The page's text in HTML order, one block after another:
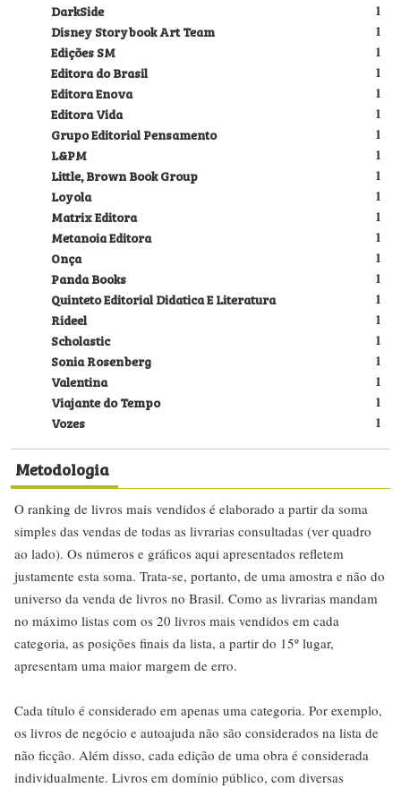
1
DarkSide
1
Disney Storybook Art Team
1
Edições SM
1
Editora do Brasil
1
Editora Enova
1
Editora Vida
1
Grupo Editorial Pensamento
1
L&PM
1
Little, Brown Book Group
1
Loyola
1
Matrix Editora
1
Metanoia Editora
1
Onça
1
Panda Books
1
Quinteto Editorial Didatica E Literatura
1
Rideel
1
Scholastic
1
Sonia Rosenberg
1
Valentina
1
Viajante do Tempo
1
Vozes
Metodologia
O ranking de livros mais vendidos é elaborado a partir da soma
simples das vendas de todas as livrarias consultadas (ver quadro
ao lado). Os números e gráficos aqui apresentados refletem
justamente esta soma. Trata-se, portanto, de uma amostra e não do
universo da venda de livros no Brasil. Como as livrarias mandam
no máximo listas com os 20 livros mais vendidos em cada
categoria, as posições finais da lista, a partir do 15º lugar,
apresentam uma maior margem de erro.
Cada título é considerado em apenas uma categoria. Por exemplo,
os livros de negócio e autoajuda não são considerados na lista de
não ficção. Além disso, cada edição de uma obra é considerada
individualmente. Livros em domínio público, com diversas